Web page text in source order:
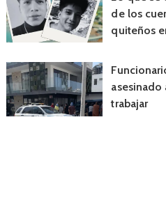
de los
quiteños
asesinado
trabajar